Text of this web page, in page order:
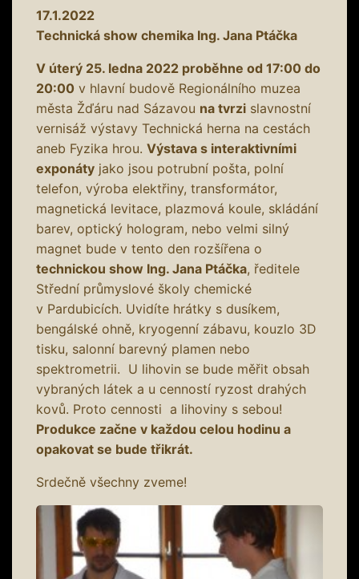
17.1.2022
Technická show chemika Ing. Jana Ptáčka
V úterý 25. ledna 2022 proběhne od 17:00 do
20:00 v hlavní budově Regionálního muzea
města Žďáru nad Sázavou na tvrzi slavnostní
vernisáž výstavy Technická herna na cestách
aneb Fyzika hrou. Výstava s interaktivními
exponáty jako jsou potrubní pošta, polní
telefon, výroba elektřiny, transformátor,
magnetická levitace, plazmová koule, skládání
barev, optický hologram, nebo velmi silný
magnet bude v tento den rozšířena o
technickou show Ing. Jana Ptáčka, ředitele
Střední průmyslové školy chemické
v Pardubicích. Uvidíte hrátky s dusíkem,
bengálské ohně, kryogenní zábavu, kouzlo 3D
tisku, salonní barevný plamen nebo
spektrometrii. U lihovin se bude měřit obsah
vybraných látek a u cenností ryzost drahých
kovů. Proto cennosti a lihoviny s sebou!
Produkce začne v každou celou hodinu a
opakovat se bude třikrát.
Srdečně všechny zveme!